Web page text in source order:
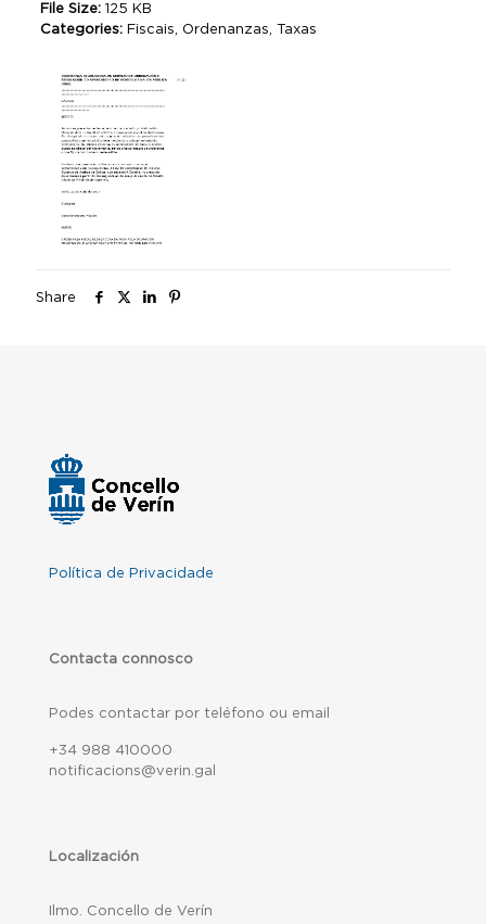
File Size: 125 KB
Categories: Fiscais, Ordenanzas, Taxas
Share
Política de Privacidade
Contacta connosco
Podes contactar por teléfono ou email
+34 988 410000
notificacions@verin.gal
Localización
Ilmo. Concello de Verín